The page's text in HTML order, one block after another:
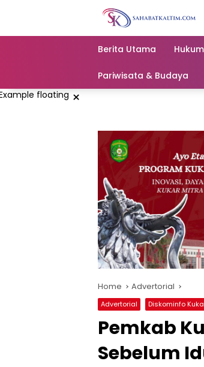
Berita Utama
Pariwisata & Budaya
×
Home Advertorial
Advertorial Diskominfo
Pemkab
Sebelum